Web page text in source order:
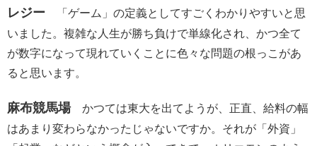
レジー 「ゲーム」の定義としてすごくわかりやすいと思
いました。複雑な人生が勝ち負けで単線化され、かつ全て
が数字になって現れていくことに色々な問題の根っこがあ
ると思います。
麻布競馬場かつては東大を出てようが、正直、給料の幅
はあまり変わらなかったじゃないですか。それが「外資」